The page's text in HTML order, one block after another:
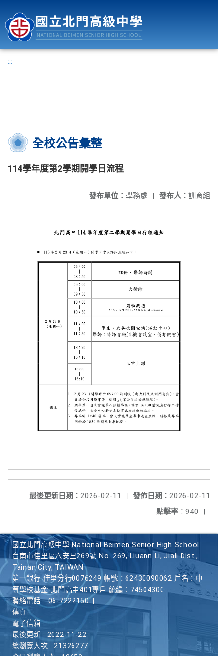
:::
全校公告彙整
114學年度第2學期開學日流程
發布人： 訓育組
發布單位： 學務處 |
發佈日期： 2026-02-11
最後更新日期： 2026-02-11
|
點擊率： 940 |
國立北門高級中學 National Beimen Senior High School
台南市佳里區六安里269號 No. 269, Liuann Li, Jiali Dist.,
Tainan City, TAIWAN
第一銀行 佳里分行0076249 帳號：62430090062 戶名：中
等學校基金-北門高中401專戶 統編：74504300
聯絡電話
06-7222150
傳真
電子信箱
最後更新
2022-11-22
總瀏覽人次
21326277